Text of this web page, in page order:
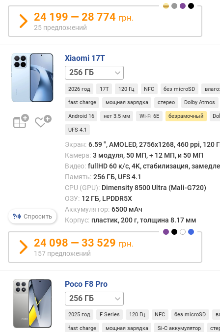
n
c
h
m
a
r
k
p
o
с
т
G
e
e
k
b
e
24 199 — 28 774 грн.
25 предложений
Спросить
Xiaomi 17T
512 ГБ
2026 год 17T 120 Гц NFC без microSD
fast charge мощная зарядка стерео Dolby Atmos
Android 16 нет 3.5 мм Wi-Fi 6E безрамочный
UFS 4.1
Экран: 6.59 ", AMOLED, 2756x1268, 460 ppi, 120
Камера: 3 модуля, 50 МП, + 12 МП, и 50 МП
Видео: fullHD 60 к/с, 4K, стабилизация,
Память: 256 ГБ, UFS 4.1
CPU (GPU): Dimensity 8500 Ultra (Mali-G720)
ОЗУ: 12 ГБ, LPDDR5X
Аккумулятор: 6500 мАч
Корпус: пластик, 200 г, толщина 8.17 мм
24 098 — 33 529 грн.
157 предложений
Poco F8 Pro
512 ГБ
2025 год F Series 120 Гц NFC без microSD
fast charge мощная зарядка Si-C аккумулятор